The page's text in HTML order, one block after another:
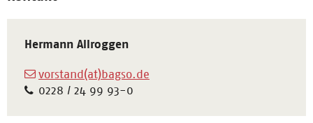
Hermann Allroggen
vorstand(at)bagso.de
0228 / 24 99 93-0